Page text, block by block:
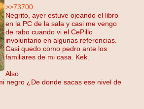
>>73700
Negrito, ayer estuve ojeando el libro
en la PC de la sala y casi me vengo
de rabo cuando vi el CePillo
involuntario en algunas referencias.
Casi quedo como pedro ante los
familiares de mi casa. Kek.
Also
negro ¿De donde sacas ese nivel de